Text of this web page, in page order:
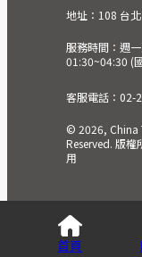
地址：108 台
服務時間：週
01:30~04:30 (
客服電話：02-
© 2026, China
Reserved. 版
用
首頁